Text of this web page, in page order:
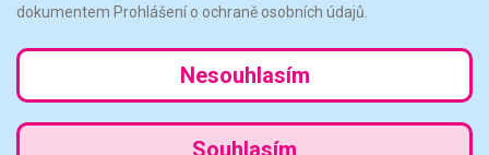
dokumentem Prohlášení o ochraně osobních údajů.
Nesouhlasím
Souhlasím
Přerolovat na začátek stránky
© 2025 / FALON.CZ s.r.o. / falon@falon.cz / www.falon.cz